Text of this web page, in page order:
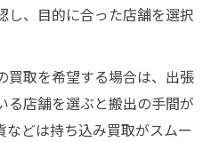
し、目的に合った店舗を選択
買取を希望する場合は、出張
る店舗を選ぶと搬出の手間が
どは持ち込み買取がスムー